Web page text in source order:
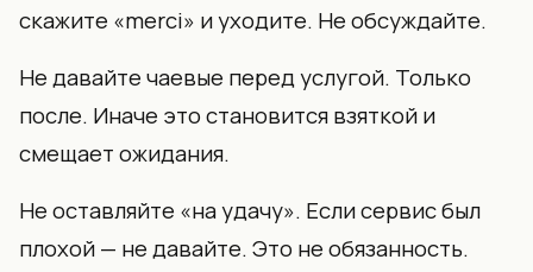
скажите «merci» и уходите. Не обсуждайте.
Не давайте чаевые перед услугой. Только
после. Иначе это становится взяткой и
смещает ожидания.
Не оставляйте «на удачу». Если сервис был
плохой — не давайте. Это не обязанность.